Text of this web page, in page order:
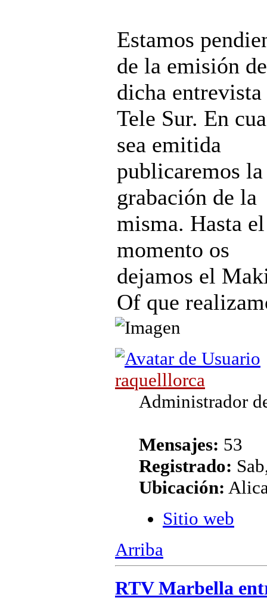
Estamos
de la emisión de
dicha entrevista
Tele Sur. En
sea emitida
publicaremos la
grabación de la
misma. Hasta el
momento os
dejamos el
Of que
raquelllorca
Administrador
Mensajes: 53
Registrado:
Ubicación:
Sitio web
Arriba
RTV Marbella